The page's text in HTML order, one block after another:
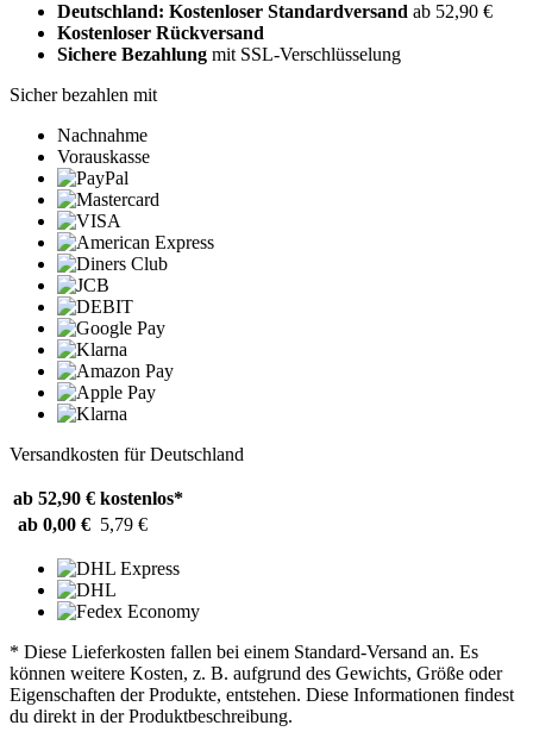
Deutschland: Kostenloser Standardversand ab 52,90 €
Kostenloser Rückversand
Sichere Bezahlung mit SSL-Verschlüsselung
Sicher bezahlen mit
Nachnahme
Vorauskasse
Versandkosten für Deutschland
ab 52,90 € kostenlos*
ab 0,00 € 5,79 €
* Diese Lieferkosten fallen bei einem Standard-Versand an. Es
können weitere Kosten, z. B. aufgrund des Gewichts, Größe oder
Eigenschaften der Produkte, entstehen. Diese Informationen findest
du direkt in der Produktbeschreibung.